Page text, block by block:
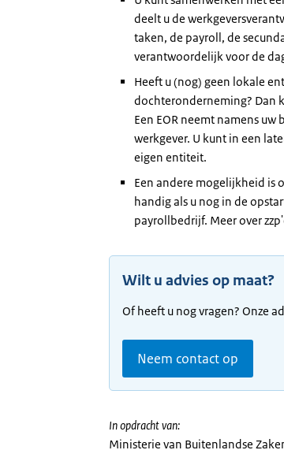
deelt u de
taken, de payroll, de
verantwoordelijk voor de
Heeft u (nog) geen lokale
dochteronderneming? Dan
Een EOR neemt namens
werkgever. U kunt in een
eigen entiteit.
Een andere mogelijkheid is
handig als u nog in de
payrollbedrijf. Meer over
Wilt u advies op maat?
Of heeft u nog vragen? Onze
Neem contact op
In opdracht van:
Ministerie van Buitenlandse